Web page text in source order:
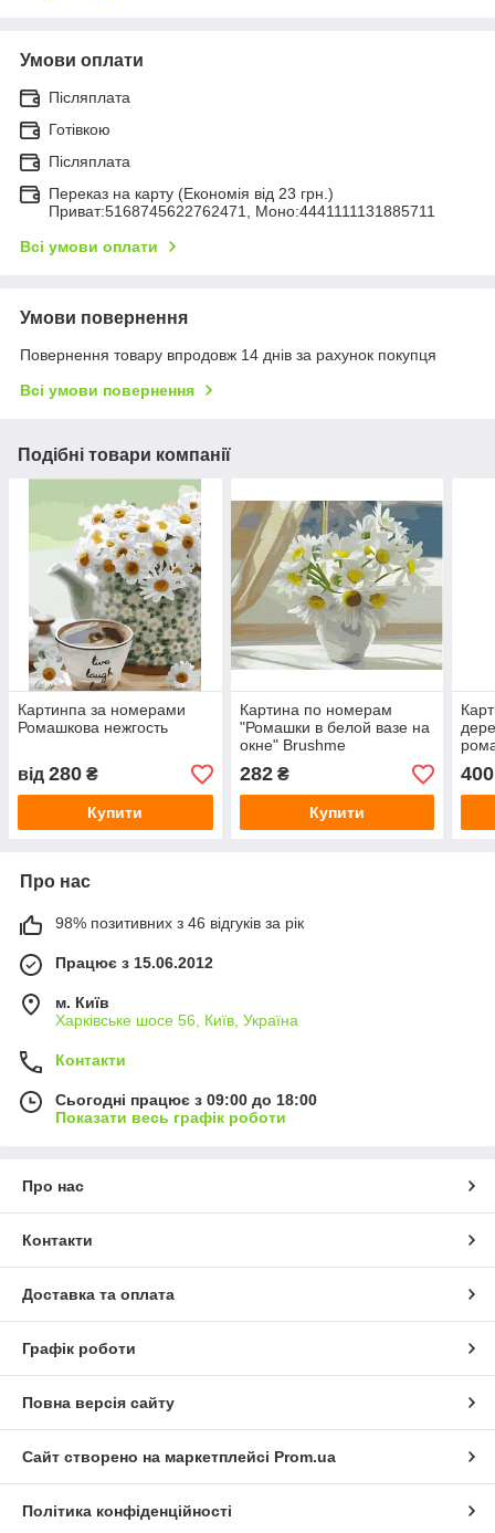
Умови оплати
Післяплата
Готівкою
Післяплата
Переказ на карту (Економія від 23 грн.)
Приват:5168745622762471, Моно:4441111131885711
Всі умови оплати
Умови повернення
Повернення товару впродовж 14 днів за рахунок покупця
Всі умови повернення
Подібні товари компанії
Картинпа за номерами
Ромашкова нежгость
від 280 ₴
Купити
Картина по номерам
"Ромашки в белой вазе на
окне" Brushme
282₴
Купити
400
Про нас
98% позитивних з 46 відгуків за рік
Працює з 15.06.2012
м. Київ
Харківське шосе 56, Київ, Україна
Контакти
Сьогодні працює з 09:00 до 18:00
Показати весь графік роботи
Про нас
Контакти
Доставка та оплата
Графік роботи
Повна версія сайту
Сайт створено на маркетплейсі Prom.ua
Політика конфіденційності